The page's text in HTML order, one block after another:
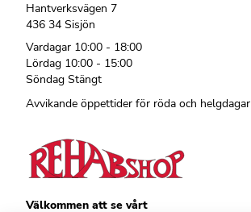
Hantverksvägen 7
436 34 Sisjön
Vardagar 10:00 - 18:00
Lördag 10:00 - 15:00
Söndag Stängt
Avvikande öppettider för röda och helgdagar
Välkommen att se vårt